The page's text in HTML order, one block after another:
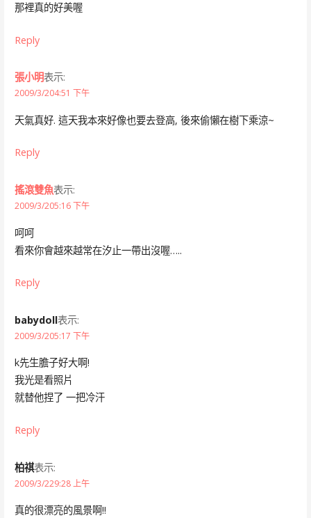
那裡真的好美喔
Reply
張小明表示:
2009/3/204:51 下午
天氣真好. 這天我本來好像也要去登高, 後來偷懶在樹下乘涼~
Reply
搖滾雙魚表示:
2009/3/205:16 下午
呵呵
看來你會越來越常在汐止一帶出沒喔…..
Reply
babydoll表示:
2009/3/205:17 下午
k先生膽子好大啊!
我光是看照片
就替他捏了 一把冷汗
Reply
柏祺表示:
2009/3/229:28 上午
真的很漂亮的風景啊!!